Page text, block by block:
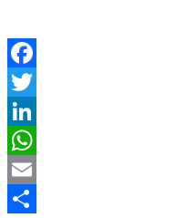
Facebook
Twitter
LinkedIn
WhatsApp
Email